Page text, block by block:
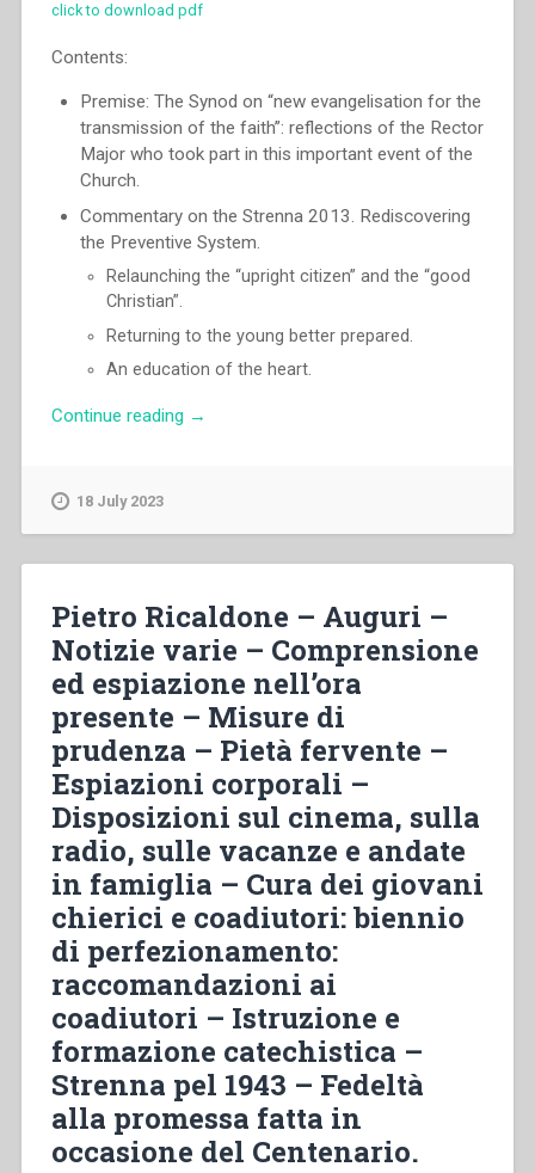
click to download pdf
Contents:
Premise: The Synod on “new evangelisation for the
transmission of the faith”: reflections of the Rector
Major who took part in this important event of the
Church.
Commentary on the Strenna 2013. Rediscovering
the Preventive System.
Relaunching the “upright citizen” and the “good
Christian”.
Returning to the young better prepared.
An education of the heart.
Continue reading “Pascual
educator,
we
offer
young
people
the
Gospel
of
joy
through
a
pedagogy
kindness”.
Second
year
of
preparation
for
the
Bicentenary
→
18 July 2023
Pietro Ricaldone – Auguri –
Notizie varie – Comprensione
ed espiazione nell’ora
presente – Misure di
prudenza – Pietà fervente –
Espiazioni corporali –
Disposizioni sul cinema, sulla
radio, sulle vacanze e andate
in famiglia – Cura dei giovani
chierici e coadiutori: biennio
di perfezionamento:
raccomandazioni ai
coadiutori – Istruzione e
formazione catechistica –
Strenna pel 1943 – Fedeltà
alla promessa fatta in
occasione del Centenario.